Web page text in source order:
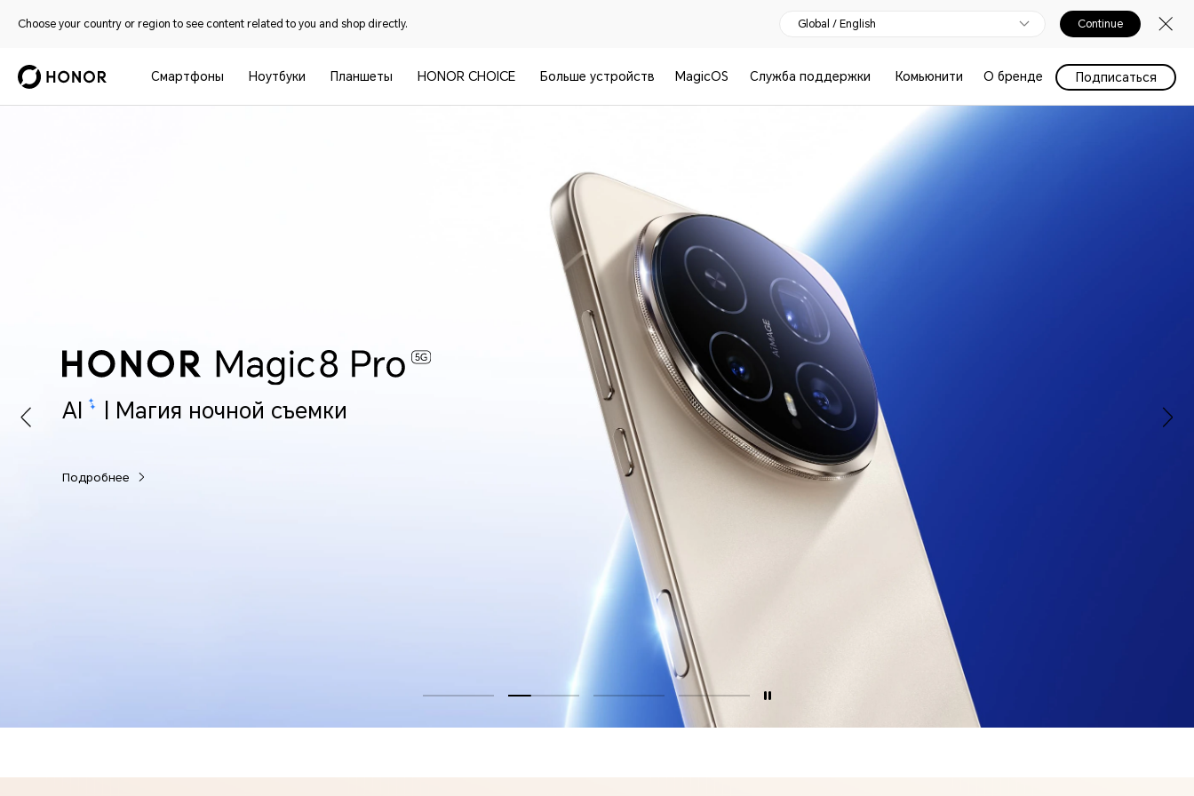
Choose your country or region to see content related to you and shop directly. Global / English Continue
Смартфоны Ноутбуки Планшеты HONOR CHOICE Больше устройств MagicOS Служба поддержки Комьюнити О бренде Подписаться
AI | Магия ночной съемки
Подробнее